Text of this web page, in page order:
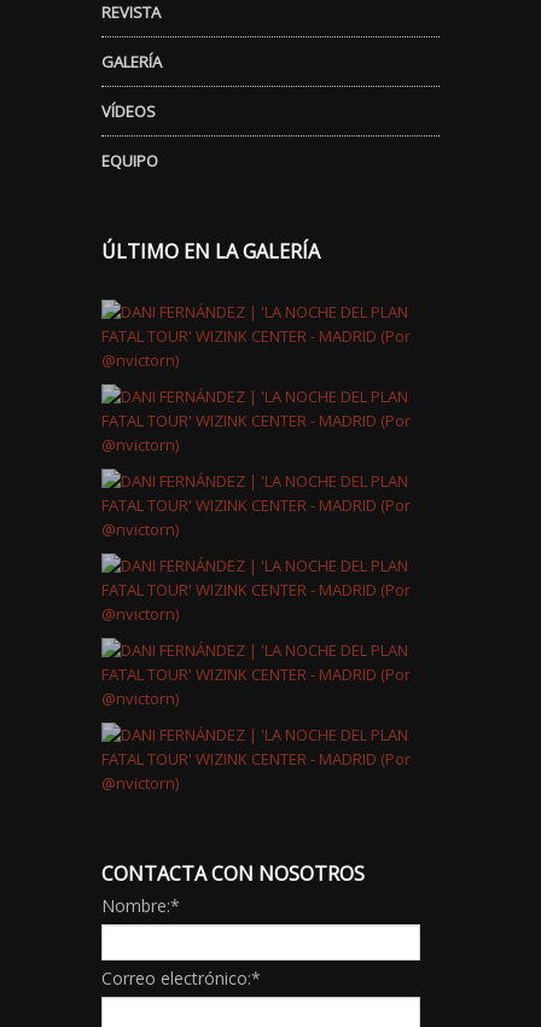
REVISTA
GALERÍA
VÍDEOS
EQUIPO
ÚLTIMO EN LA GALERÍA
CONTACTA CON NOSOTROS
Nombre:*
Correo electrónico:*